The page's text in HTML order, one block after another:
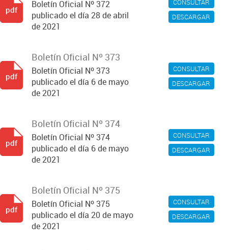
DESCARGAR
Boletín Oficial Nº 372
publicado el día 28 de abril
de 2021
pdf
CONSULTAR
DESCARGAR
Boletín Oficial Nº 373
Boletín Oficial Nº 373
publicado el día 6 de mayo
de 2021
pdf
CONSULTAR
DESCARGAR
Boletín Oficial Nº 374
Boletín Oficial Nº 374
publicado el día 6 de mayo
de 2021
pdf
CONSULTAR
DESCARGAR
Boletín Oficial Nº 375
Boletín Oficial Nº 375
publicado el día 20 de mayo
de 2021
pdf